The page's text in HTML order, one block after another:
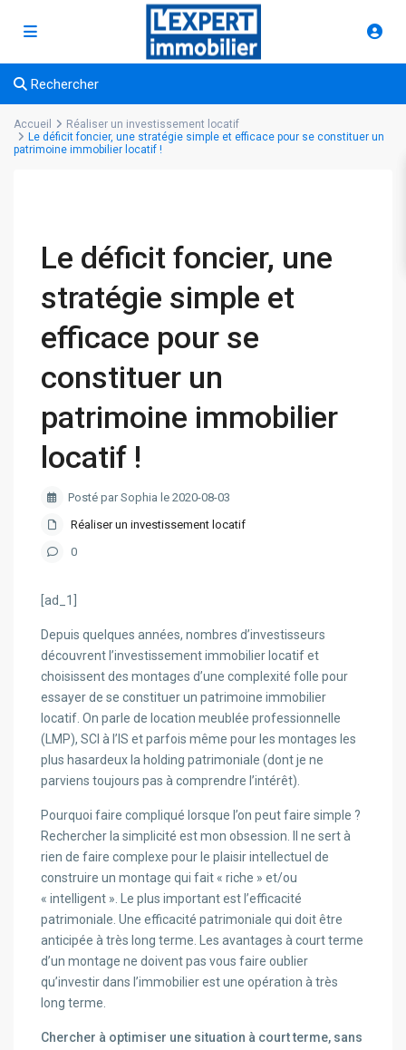
Rechercher
Accueil
Réaliser un investissement locatif
Le déficit foncier, une stratégie simple et efficace pour se constituer un
patrimoine immobilier locatif !
Le déficit foncier, une
stratégie simple et
efficace pour se
constituer un
patrimoine immobilier
locatif !
Posté par Sophia le 2020-08-03
Réaliser un investissement locatif
0
[ad_1]
Depuis quelques années, nombres d’investisseurs
découvrent l’investissement immobilier locatif et
choisissent des montages d’une complexité folle pour
essayer de se constituer un patrimoine immobilier
locatif. On parle de location meublée professionnelle
(LMP), SCI à l’IS et parfois même pour les montages les
plus hasardeux la holding patrimoniale (dont je ne
parviens toujours pas à comprendre l’intérêt).
Pourquoi faire compliqué lorsque l’on peut faire simple ?
Rechercher la simplicité est mon obsession. Il ne sert à
rien de faire complexe pour le plaisir intellectuel de
construire un montage qui fait « riche » et/ou
« intelligent ». Le plus important est l’efficacité
patrimoniale. Une efficacité patrimoniale qui doit être
anticipée à très long terme. Les avantages à court terme
d’un montage ne doivent pas vous faire oublier
qu’investir dans l’immobilier est une opération à très
long terme.
Chercher à optimiser une situation à court terme, sans